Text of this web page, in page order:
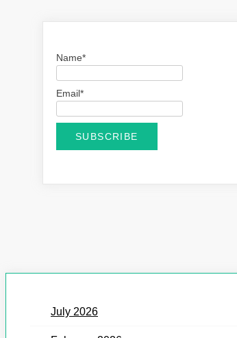
Name*
Email*
July 2026